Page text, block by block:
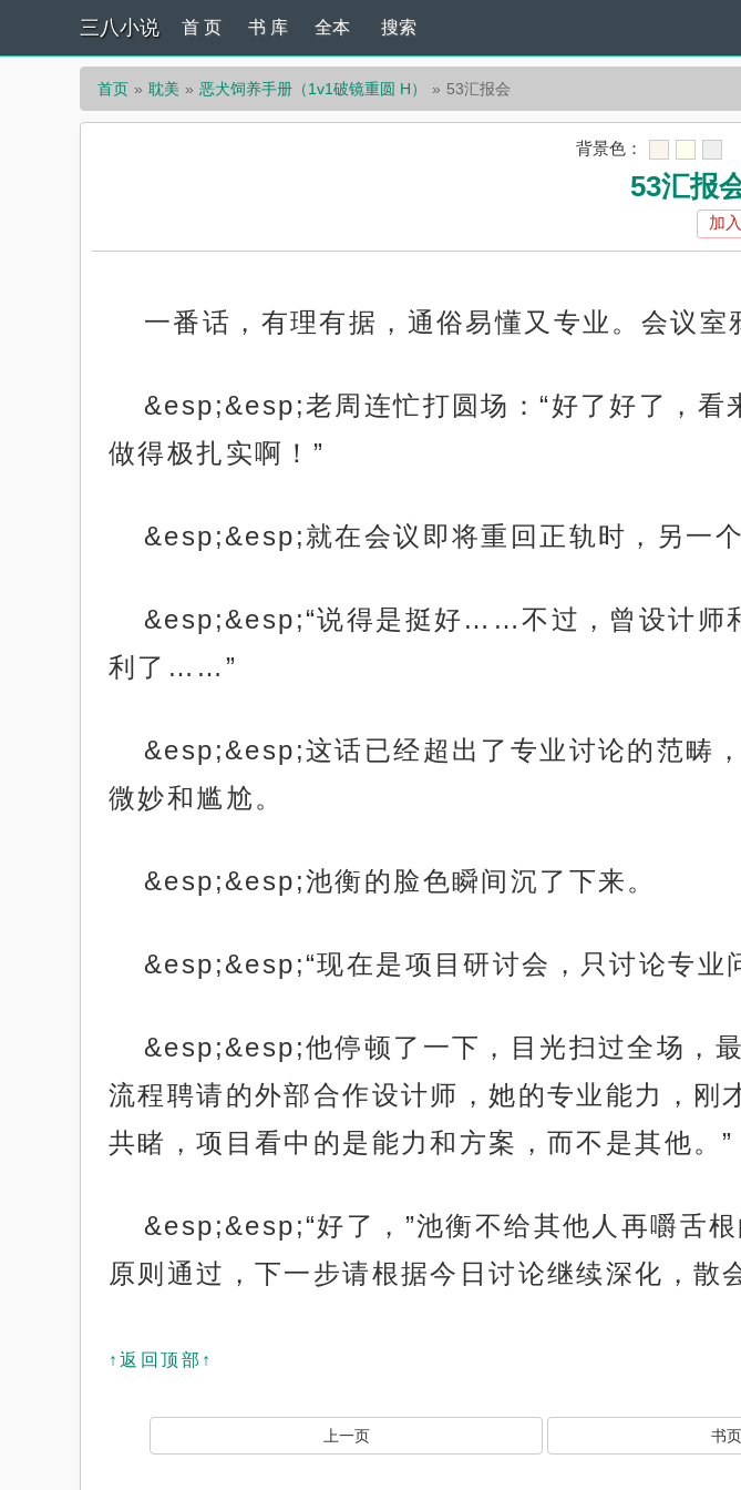
三八小说 首 页 书 库 全本 搜索
首页 耽美 恶犬饲养手册（1v1破镜重圆 H） 53汇报会
背景色：
53汇报
加
一番话，有理有据，通俗易懂又专业。会议
&esp;&esp;老周连忙打圆场：“好了好了，看
做得极扎实啊！”
&esp;&esp;就在会议即将重回正轨时，另一
&esp;&esp;“说得是挺好……不过，曾设计师
利了……”
&esp;&esp;这话已经超出了专业讨论的范畴
微妙和尴尬。
&esp;&esp;池衡的脸色瞬间沉了下来。
&esp;&esp;“现在是项目研讨会，只讨论专业
&esp;&esp;他停顿了一下，目光扫过全场，
流程聘请的外部合作设计师，她的专业能力，刚
共睹，项目看中的是能力和方案，而不是其他。”
&esp;&esp;“好了，”池衡不给其他人再嚼舌
原则通过，下一步请根据今日讨论继续深化，散
↑返回顶部↑
上一页 书